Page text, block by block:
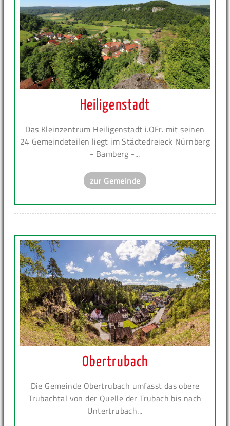
Heiligenstadt
Das Kleinzentrum Heiligenstadt i.OFr. mit seinen
24 Gemeindeteilen liegt im Städtedreieck Nürnberg
- Bamberg -...
zur Gemeinde
Obertrubach
Die Gemeinde Obertrubach umfasst das obere
Trubachtal von der Quelle der Trubach bis nach
Untertrubach...